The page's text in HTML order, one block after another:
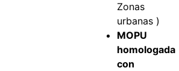
Zonas
urbanas )
MOPU
homologada
con